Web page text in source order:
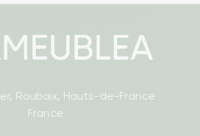
Roubaix, Hauts-de-France
France